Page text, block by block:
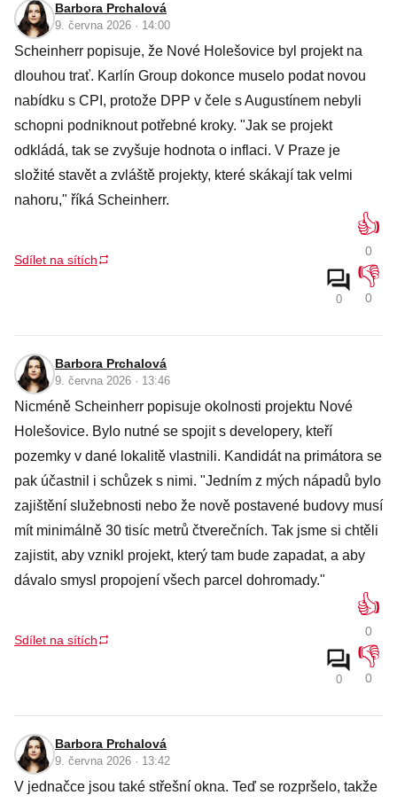
Barbora Prchalová
9. června 2026 · 14:00
Scheinherr popisuje, že Nové Holešovice byl projekt na
dlouhou trať. Karlín Group dokonce muselo podat novou
nabídku s CPI, protože DPP v čele s Augustínem nebyli
schopni podniknout potřebné kroky. "Jak se projekt
odkládá, tak se zvyšuje hodnota o inflaci. V Praze je
složité stavět a zvláště projekty, které skákají tak velmi
nahoru," říká Scheinherr.
Sdílet na sítích
0
👍
0
👎
0
Barbora Prchalová
9. června 2026 · 13:46
Nicméně Scheinherr popisuje okolnosti projektu Nové
Holešovice. Bylo nutné se spojit s developery, kteří
pozemky v dané lokalitě vlastnili. Kandidát na primátora se
pak účastnil i schůzek s nimi. "Jedním z mých nápadů bylo
zajištění služebnosti nebo že nově postavené budovy musí
mít minimálně 30 tisíc metrů čtverečních. Tak jsme si chtěli
zajistit, aby vznikl projekt, který tam bude zapadat, a aby
dávalo smysl propojení všech parcel dohromady."
Sdílet na sítích
0
👍
0
👎
0
Barbora Prchalová
9. června 2026 · 13:42
V jednačce jsou také střešní okna. Teď se rozpršelo, takže